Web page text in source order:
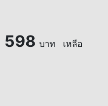
598 บาท เหลือ